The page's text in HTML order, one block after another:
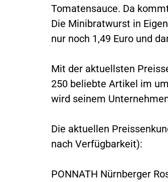
Tomatensauce. Da
Die Minibratwurst in
nur noch 1,49 Euro und
Mit der aktuellsten
250 beliebte Artikel im
wird seinem
Die aktuellen
nach Verfügbarkeit):
PONNATH Nürnberger